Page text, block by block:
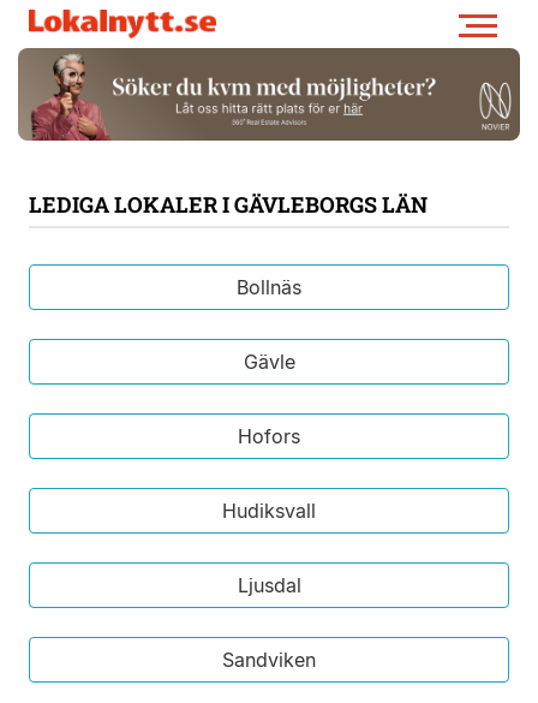
LEDIGA LOKALER I GÄVLEBORGS LÄN
Bollnäs
Gävle
Hofors
Hudiksvall
Ljusdal
Sandviken